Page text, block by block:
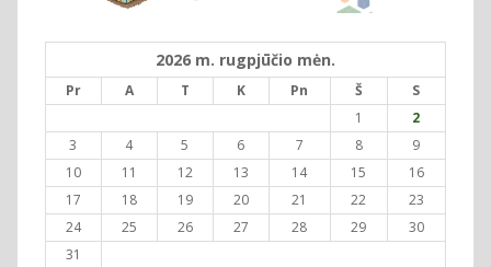
2026 m. rugpjūčio mėn.
Pr A T K Pn Š
S
1
2
3
4 5 6 7 8
9
10
11 12 13 14 15
16
17
18 19 20 21 22
23
24
25 26 27 28 29
30
31